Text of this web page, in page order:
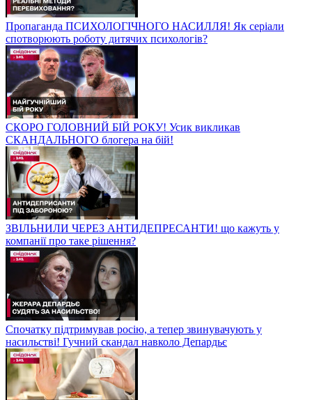
Пропаганда ПСИХОЛОГІЧНОГО НАСИЛЛЯ! Як серіали
спотворюють роботу дитячих психологів?
СКОРО ГОЛОВНИЙ БІЙ РОКУ! Усик викликав
СКАНДАЛЬНОГО блогера на бій!
ЗВІЛЬНИЛИ ЧЕРЕЗ АНТИДЕПРЕСАНТИ! що кажуть у
компанії про таке рішення?
Спочатку підтримував росію, а тепер звинувачують у
насильстві! Гучний скандал навколо Депардьє